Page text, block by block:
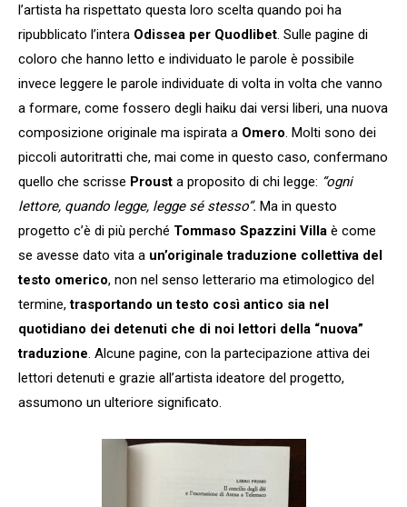
l’artista ha rispettato questa loro scelta quando poi ha
ripubblicato l’intera Odissea per Quodlibet . Sulle pagine di
coloro che hanno letto e individuato le parole è possibile
invece leggere le parole individuate di volta in volta che vanno
a formare, come fossero degli haiku dai versi liberi, una nuova
composizione originale ma ispirata a Omero . Molti sono dei
piccoli autoritratti che, mai come in questo caso, confermano
quello che scrisse Proust a proposito di chi legge: “ogni
lettore, quando legge, legge sé stesso”. Ma in questo
progetto c’è di più perché Tommaso Spazzini Villa è come
se avesse dato vita a un’originale traduzione collettiva del
testo omerico, non nel senso letterario ma etimologico del
termine,trasportando un testo così antico sia nel
quotidiano dei detenuti che di noi lettori della “nuova”
traduzione . Alcune pagine, con la partecipazione attiva dei
lettori detenuti e grazie all’artista ideatore del progetto,
assumono un ulteriore significato.